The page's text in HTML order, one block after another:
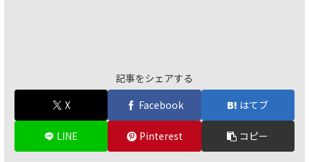
記事をシェアする
X
Facebook はてブ
LINE Pinterest コピー